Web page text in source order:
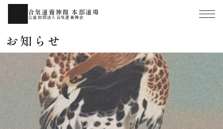
合気道養神館 本部道場
公益財団法人合気道養神会
お知らせ